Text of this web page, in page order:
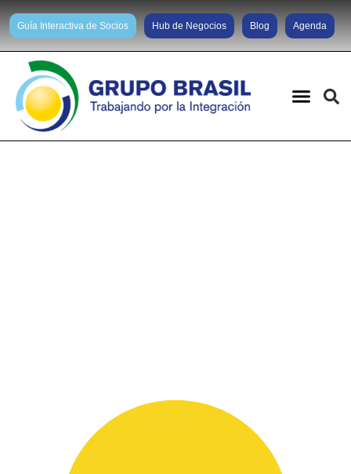
Guía Interactiva de Socios Hub de Negocios Blog Agenda